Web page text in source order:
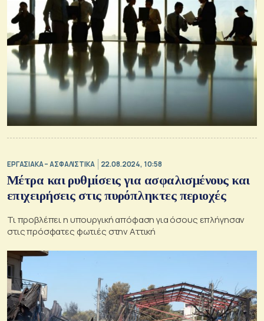
ΕΡΓΑΣΙΑΚΑ – ΑΣΦΑΛΙΣΤΙΚΑ 22.08.2024, 10:58
Μέτρα και ρυθμίσεις για ασφαλισμένους και
επιχειρήσεις στις πυρόπληκτες περιοχές
Τι προβλέπει η υπουργική απόφαση για όσους επλήγησαν
στις πρόσφατες φωτιές στην Αττική